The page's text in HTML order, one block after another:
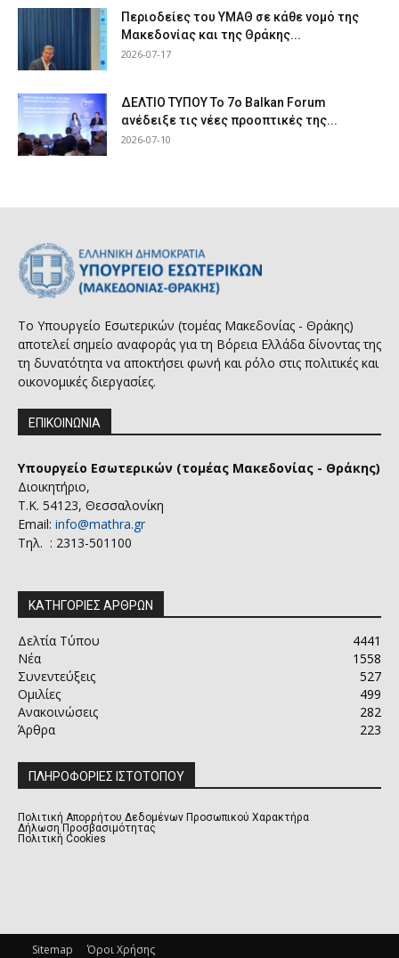
Περιοδείες του ΥΜΑΘ σε κάθε νομό της
Μακεδονίας και της Θράκης...
2026-07-17
ΔΕΛΤΙΟ ΤΥΠΟΥ Το 7ο Balkan Forum
ανέδειξε τις νέες προοπτικές της...
2026-07-10
Το Υπουργείο Εσωτερικών (τομέας Μακεδονίας - Θράκης)
αποτελεί σημείο αναφοράς για τη Βόρεια Ελλάδα δίνοντας της
τη δυνατότητα να αποκτήσει φωνή και ρόλο στις πολιτικές και
οικονομικές διεργασίες.
ΕΠΙΚΟΙΝΩΝΙΑ
Υπουργείο Εσωτερικών (τομέας Μακεδονίας - Θράκης)
Διοικητήριο,
Τ.Κ. 54123, Θεσσαλονίκη
Email: info@mathra.gr
Τηλ. : 2313-501100
ΚΑΤΗΓΟΡΙΕΣ ΑΡΘΡΩΝ
Δελτία Τύπου
4441
Νέα
1558
Συνεντεύξεις
527
Ομιλίες
499
Ανακοινώσεις
282
Άρθρα
223
ΠΛΗΡΟΦΟΡΙΕΣ ΙΣΤΟΤΟΠΟΥ
Πολιτική Απορρήτου Δεδομένων Προσωπικού Χαρακτήρα
Δήλωση Προσβασιμότητας
Πολιτική Cookies
Sitemap Όροι Χρήσης